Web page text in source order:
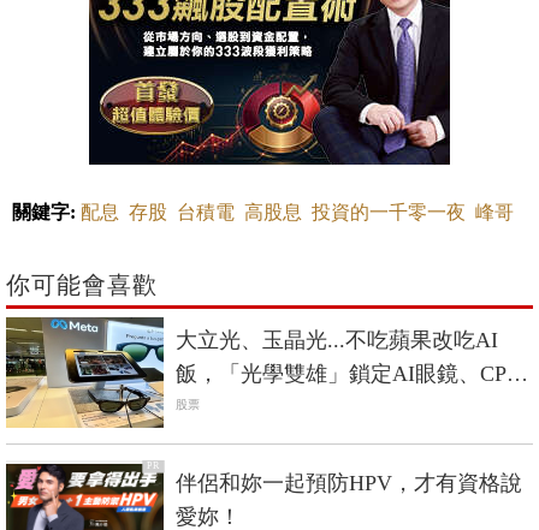
關鍵字: 配息 存股 台積電 高股息 投資的一千零一夜 峰哥
你可能會喜歡
大立光、玉晶光...不吃蘋果改吃AI
飯，「光學雙雄」鎖定AI眼鏡、CPO
啟動第二春
股票
PR
伴侶和妳一起預防HPV，才有資格說
愛妳！